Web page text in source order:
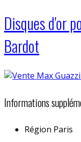
Disques d'or
Bardot
Informations
Région Paris